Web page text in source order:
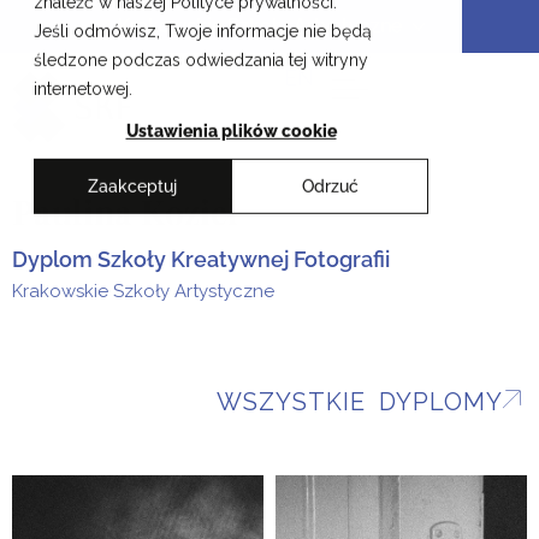
Jeśli odmówisz, Twoje informacje nie będą
śledzone podczas odwiedzania tej witryny
internetowej.
Ustawienia plików cookie
Zaakceptuj Odrzuć
Przejdź
treści
Krakowskie Szkoły Artystyczne
EN
Paulina Kozieł
Dyplom Szkoły Kreatywnej Fotografii
Krakowskie Szkoły Artystyczne
WSZYSTKIE DYPLOMY